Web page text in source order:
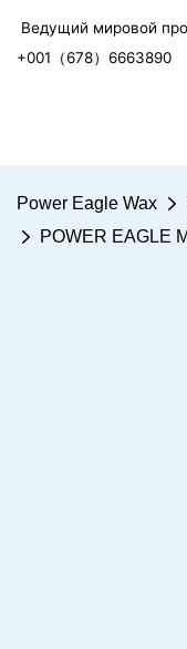
Ведущий мировой
+001（678）6663890
Power Eagle Wax
POWER EAGLE